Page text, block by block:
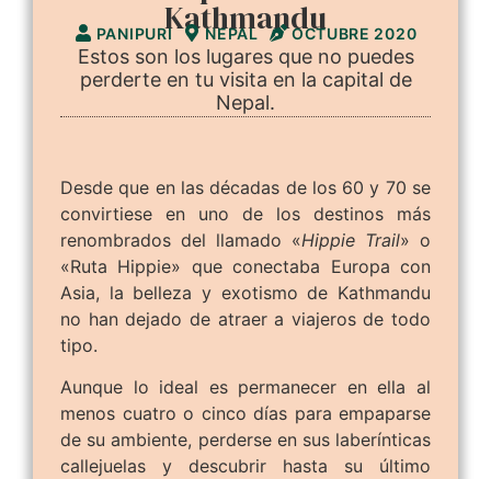
Kathmandu
PANIPURI NEPAL OCTUBRE 2020
Estos son los lugares que no puedes
perderte en tu visita en la capital de
Nepal.
Desde que en las décadas de los 60 y 70 se
convirtiese en uno de los destinos más
renombrados del llamado «Hippie Trail» o
«Ruta Hippie» que conectaba Europa con
Asia, la belleza y exotismo de Kathmandu
no han dejado de atraer a viajeros de todo
tipo.
Aunque lo ideal es permanecer en ella al
menos cuatro o cinco días para empaparse
de su ambiente, perderse en sus laberínticas
callejuelas y descubrir hasta su último